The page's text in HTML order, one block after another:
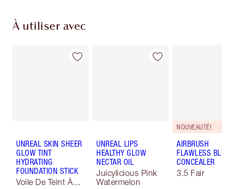
À utiliser avec
UNREAL SKIN SHEER
GLOW TINT
HYDRATING
FOUNDATION STICK
Voile De Teint À
UNREAL LIPS
HEALTHY GLOW
NECTAR OIL
Juicylicious Pink
Watermelon
NOUVEAUTÉ!
AIRBRUSH
FLAWLESS
CONCEALER
3.5 Fair